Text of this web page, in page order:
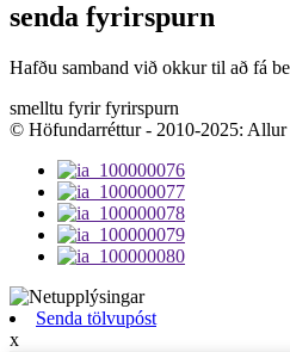
senda fyrirspurn
Hafðu samband við okkur til að fá
smelltu fyrir fyrirspurn
© Höfundarréttur - 2010-2025: Allur
Senda tölvupóst
x